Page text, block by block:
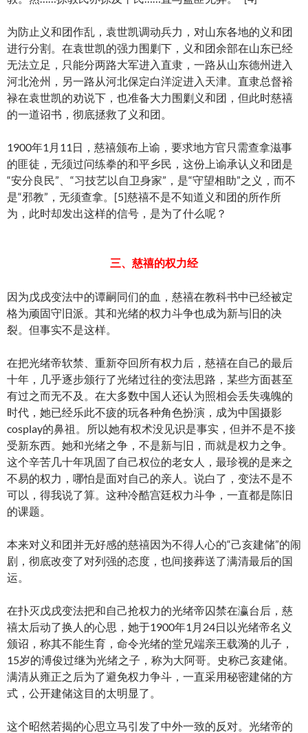
为防止义和团作乱，袁世凯调动兵力，对山东各地的义和团
进行分割。在袁世凯的强力围剿下，义和团余部在山东已经
无法立足，只能分两路大军进入直隶，一路从山东德州进入
河北沧州，另一路从河北保定白洋淀进入天津。直隶总督裕
禄在袁世凯的劝说下，也准备大力围剿义和团，但此时慈禧
的一道诏书，彻底拯救了义和团。
1900年1月11日，慈禧颁布上谕，要求地方官只需查拿滋事
的匪徒，无须过问练拳的和平乡民，这份上谕承认义和团是
“安分良民”、“习技艺以自卫身家”，是“守望相助”之义，而不
是“邪教”，无须查拿。[5]慈禧不是不知道义和团的所作所
为，此时却发出这样的信号，是为了什么呢？
三、慈禧的权力经
因为戊戌变法中的谭嗣同们的血，慈禧在教科书中已经被定
格为顽固守旧派。其和光绪的权力斗争也成为新与旧的决
裂。但事实不是这样。
在把光绪帝软禁、重新夺回所有权力后，慈禧在自己的最后
十年，几乎逐步颁行了光绪过往的变法思路，某些方面甚至
有过之而无不及。在大多数中国人还认为照相会丢失魂魄的
时代，她已经乐此不疲的玩各种角色扮演，成为中国摄影
cosplay的鼻祖。所以她有权术没见识是事实，但并不是不接
受新东西。她和光绪之争，不是新与旧，而就是权力之争。
这个辛苦几十年巩固了自己权位的老女人，最珍视的是来之
不易的权力，哪怕是面对自己的亲人。说白了，变法不是不
可以，得我说了算。这种冷酷宫廷权力斗争，一直都是陈旧
的课题。
本来对义和团并无好感的慈禧因为不得人心的“己亥建储”的闹
剧，彻底改变了对列强的态度，也间接葬送了满清最后的国
运。
在扑灭戊戌变法把和自己抢权力的光绪帝囚禁在瀛台后，慈
禧太后动了换人的心思，她于1900年1月24日以光绪帝名义
颁诏，称其不能生育，命令光绪的堂兄端亲王载漪的儿子，
15岁的溥俊过继为光绪之子，称为大阿哥。史称己亥建储。
满清从雍正之后为了避免权力争斗，一直采用秘密建储的方
式，公开建储这目的太明显了。
这个昭然若揭的心思立马引发了中外一致的反对。光绪帝的